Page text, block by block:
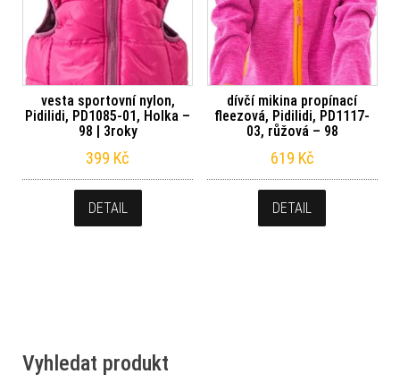
vesta sportovní nylon,
Pidilidi, PD1085-01, Holka –
98 | 3roky
399 Kč
DETAIL
dívčí mikina propínací
fleezová, Pidilidi, PD1117-
03, růžová – 98
619 Kč
DETAIL
Vyhledat produkt